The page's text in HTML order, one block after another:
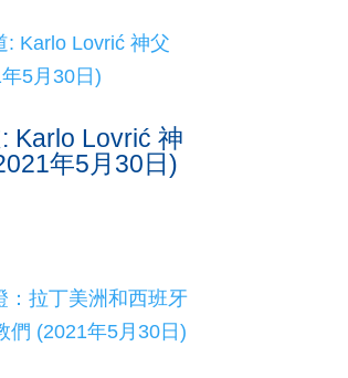
Karlo Lovrić 神
年5月30日)